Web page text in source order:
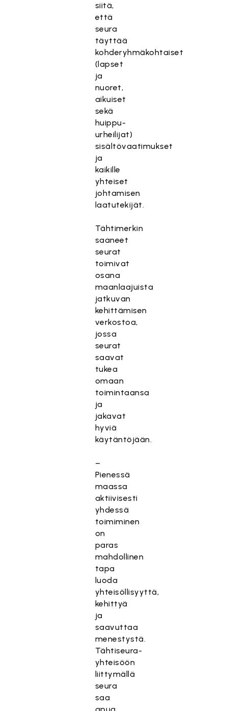
siitä,
että
seura
täyttää
kohderyhmäkohtaiset
(lapset
ja
nuoret,
aikuiset
sekä
huippu-
urheilijat)
sisältövaatimukset
ja
kaikille
yhteiset
johtamisen
laatutekijät.
Tähtimerkin
saaneet
seurat
toimivat
osana
maanlaajuista
jatkuvan
kehittämisen
verkostoa,
jossa
seurat
saavat
tukea
omaan
toimintaansa
ja
jakavat
hyviä
käytäntöjään.
–
Pienessä
maassa
aktiivisesti
yhdessä
toimiminen
on
paras
mahdollinen
tapa
luoda
yhteisöllisyyttä,
kehittyä
ja
saavuttaa
menestystä.
Tähtiseura-
yhteisöön
liittymällä
seura
saa